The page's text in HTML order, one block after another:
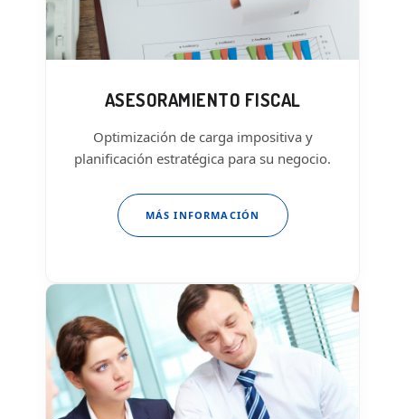
ASESORAMIENTO FISCAL
Optimización de carga impositiva y
planificación estratégica para su negocio.
MÁS INFORMACIÓN